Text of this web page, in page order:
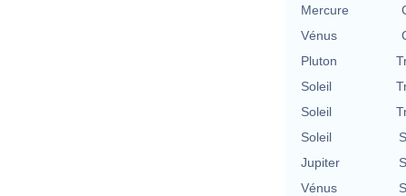
Mercure
Vénus
Pluton
Soleil
Soleil
Soleil
Jupiter
Vénus